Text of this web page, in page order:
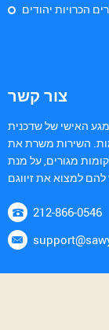
הכרויות יהודים
צור קשר
האישי של שדכנית
השירות משרת את
מגורים, על מנת
212-866-0546